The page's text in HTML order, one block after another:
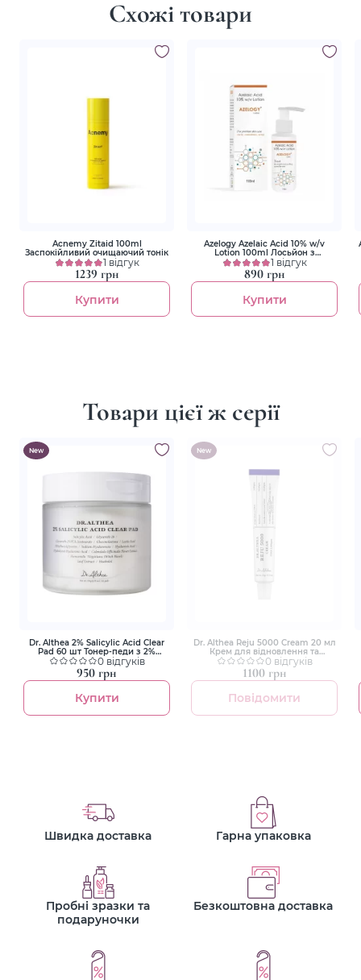
Схожі товари
Acnemy Zitaid 100ml
Заспокійливий очищаючий тонік
1 відгук
1239 грн
Купити
Azelogy Azelaic Acid 10% w/v
Lotion 100ml Лосьйон з
азелаїновою кислотою 10%
1 відгук
890 грн
Купити
Товари цієї ж серії
New
Dr. Althea 2% Salicylic Acid Clear
Pad 60 шт Тонер-педи з 2%
саліциловою кислотою для
себорегуляції, очищення пор і
рівнішої текстури шкіри
0 відгуків
950 грн
Купити
New
Dr. Althea Reju 5000 Cream 20 мл
Крем для відновлення та
зміцнення шкіри з
полінуклеотидами
0 відгуків
1100 грн
Повідомити
Швидка доставка Гарна упаковка
Пробні зразки та
подаруночки
Безкоштовна доставка